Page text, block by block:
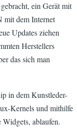
ein Gerät mit
mit dem Internet
Updates ziehen
Herstellers
das sich man
in dem Kunstleder-
Kernels und mithilfe
ablaufen.